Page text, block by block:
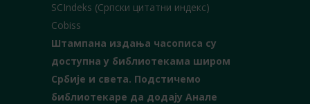
SCIndeks (Српски цитатни индекс)
Cobiss
Штампана издања часописа су
доступна у библиотекама широм
Србије и света. Подстичемо
библиотекаре да додају Анале